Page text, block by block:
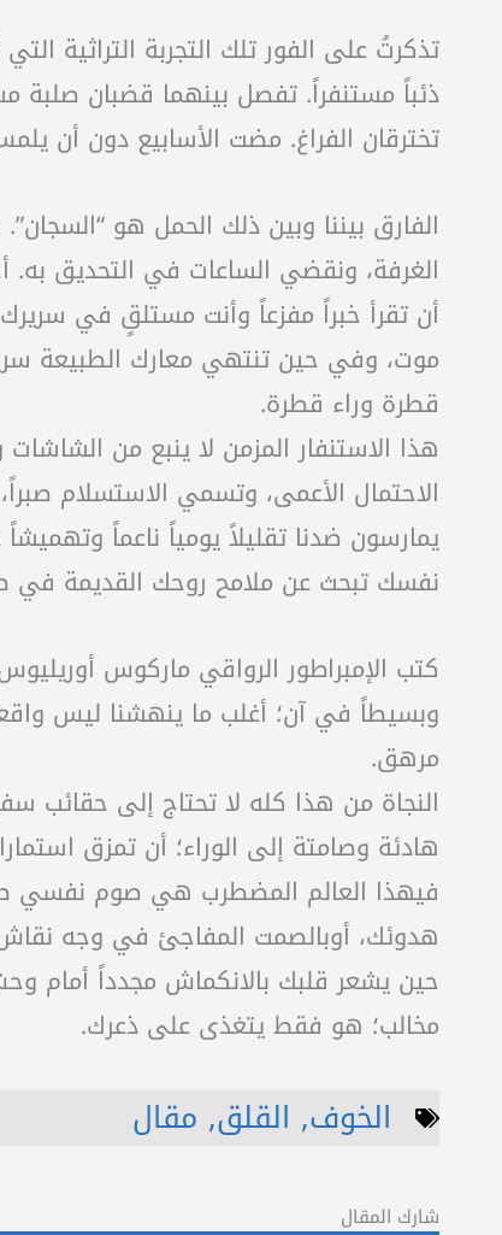
تذكرتُ على الفور تلك التجربة
ذئباً مستنفراً. تفصل بينهما قضبان صلبة
تخترقان الفراغ. مضت الأسابيع دون أن
الفارق بيننا وبين ذلك الحمل هو
الغرفة، ونقضي الساعات في التحديق به.
أن تقرأ خبراً مفزعاً وأنت مستلقٍ في
موت، وفي حين تنتهي معارك الطبيعة
قطرة وراء قطرة.
هذا الاستنفار المزمن لا ينبع من
الاحتمال الأعمى، وتسمي الاستسلام
يمارسون ضدنا تقليلاً يومياً ناعماً
نفسك تبحث عن ملامح روحك القديمة في
كتب الإمبراطور الرواقي ماركوس
وبسيطاً في آن؛ أغلب ما ينهشنا ليس
مرهق.
النجاة من هذا كله لا تحتاج إلى حقائب
هادئة وصامتة إلى الوراء؛ أن تمزق
فيهذا العالم المضطرب هي صوم نفسي
هدوئك، أوبالصمت المفاجئ في وجه
حين يشعر قلبك بالانكماش مجدداً أمام
مخالب؛ هو فقط يتغذى على ذعرك.
الخوف, القلق, مقال
شارك المقال